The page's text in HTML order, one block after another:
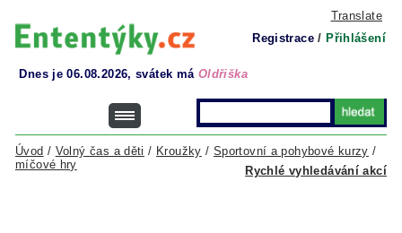
Translate
Registrace / Přihlášení
Dnes je 06.08.2026, svátek má Oldřiška
Rychlé vyhledávání akcí
Úvod / Volný čas a děti / Kroužky / Sportovní a pohybové kurzy /
míčové hry